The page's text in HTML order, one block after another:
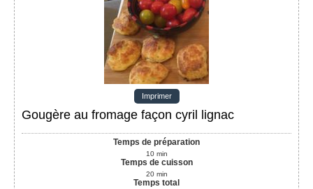
Imprimer
Gougère au fromage façon cyril lignac
Temps de préparation
10 min
Temps de cuisson
20 min
Temps total